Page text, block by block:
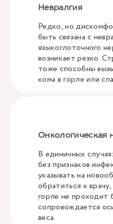
Невралгия
Редко, но
быть связана с
языкоглоточного
возникает резко.
тоже способны
кома в горле или
Онкологическая
В единичных
без признаков
указывать на
обратиться к
горле не проходит
сопровождается
веса.